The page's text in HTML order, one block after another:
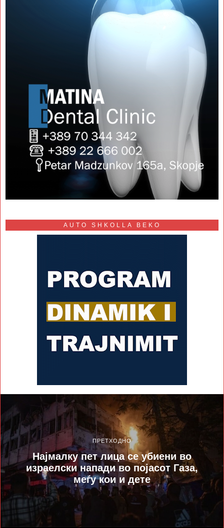
AUTO SHKOLLA BEKO
ПРЕТХОДНО
Најмалку пет лица се убиени во
израелски напади во појасот Газа,
меѓу кои и дете